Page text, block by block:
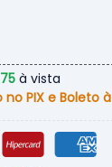
à vista
PIX e Boleto